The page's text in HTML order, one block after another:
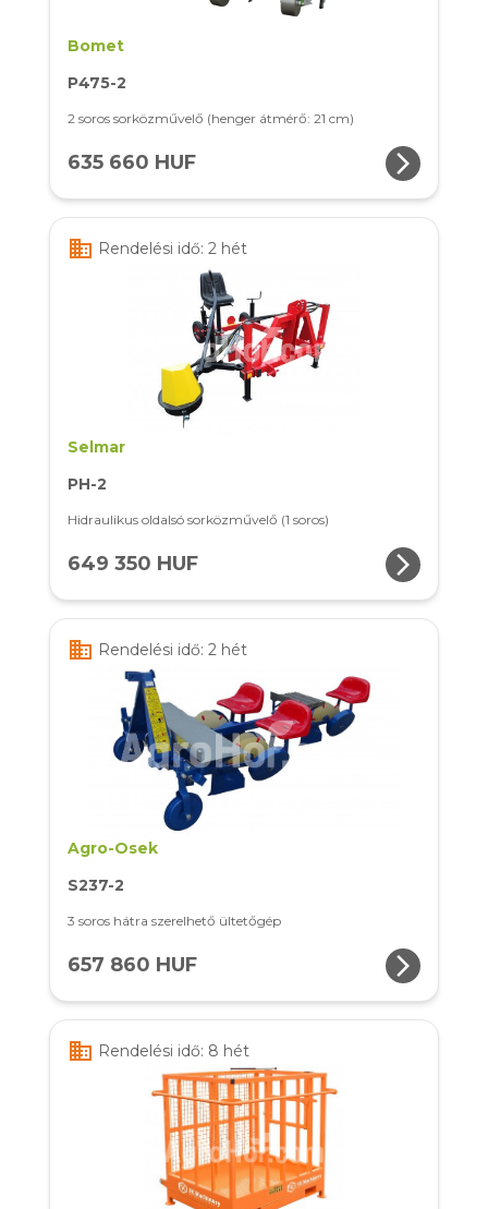
Bomet
P475-2
2 soros sorközművelő (henger átmérő: 21 cm)
635 660 HUF arrow_forward_ios
business Rendelési idő: 2 hét
Selmar
PH-2
Hidraulikus oldalsó sorközművelő (1 soros)
649 350 HUF arrow_forward_ios
business Rendelési idő: 2 hét
Agro-Osek
S237-2
3 soros hátra szerelhető ültetőgép
657 860 HUF arrow_forward_ios
business Rendelési idő: 8 hét